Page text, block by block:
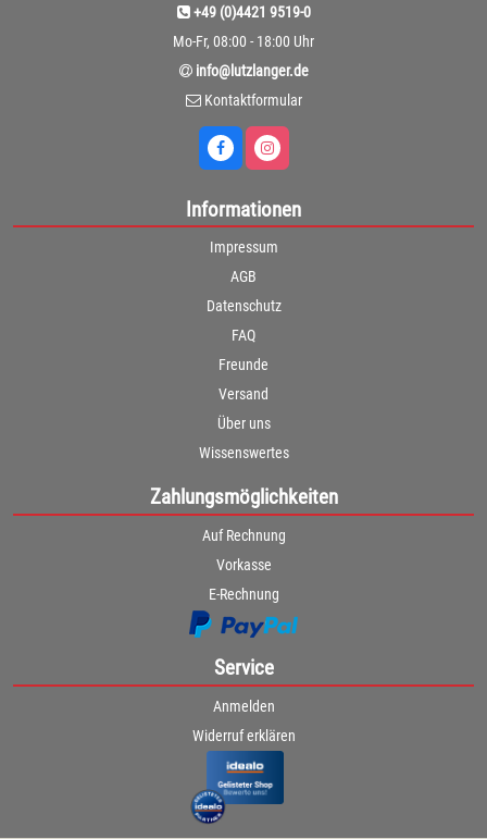
+49 (0)4421 9519-0
Mo-Fr, 08:00 - 18:00 Uhr
info@lutzlanger.de
Kontaktformular
Informationen
Impressum
AGB
Datenschutz
FAQ
Freunde
Versand
Über uns
Wissenswertes
Zahlungsmöglichkeiten
Auf Rechnung
Vorkasse
E-Rechnung
Service
Anmelden
Widerruf erklären